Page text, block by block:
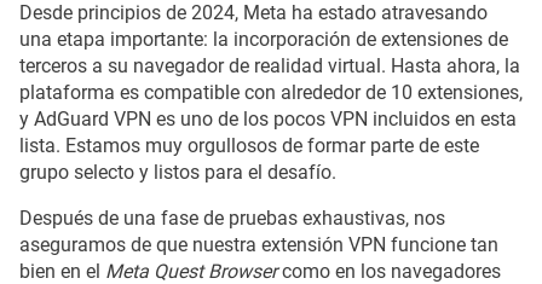
Desde principios de 2024, Meta ha estado atravesando
una etapa importante: la incorporación de extensiones de
terceros a su navegador de realidad virtual. Hasta ahora, la
plataforma es compatible con alrededor de 10 extensiones,
y AdGuard VPN es uno de los pocos VPN incluidos en esta
lista. Estamos muy orgullosos de formar parte de este
grupo selecto y listos para el desafío.
Después de una fase de pruebas exhaustivas, nos
aseguramos de que nuestra extensión VPN funcione tan
bien en el Meta Quest Browsercomo en los navegadores